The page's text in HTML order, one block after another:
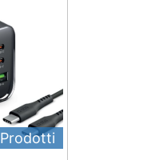
Prodotti